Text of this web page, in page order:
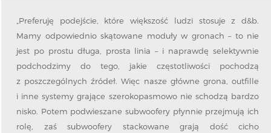
„Preferuję podejście, które większość ludzi stosuje z d&b.
Mamy odpowiednio skątowane moduły w gronach – to nie
jest po prostu długa, prosta linia – i naprawdę selektywnie
podchodzimy do tego, jakie częstotliwości pochodzą
z poszczególnych źródeł. Więc nasze główne grona, outfille
i inne systemy grające szerokopasmowo nie schodzą bardzo
nisko. Potem podwieszane subwoofery płynnie przejmują ich
rolę, zaś subwoofery stackowane grają dość cicho